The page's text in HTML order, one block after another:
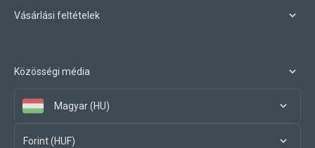
Vásárlási feltételek
Közösségi média
Magyar (HU)
Forint (HUF)